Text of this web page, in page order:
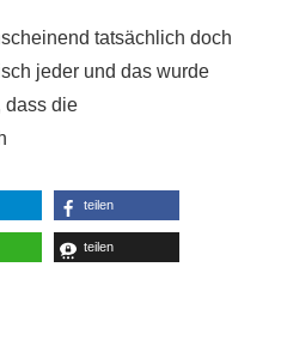
tatsächlich doch
jeder und das wurde
dass die
teilen
teilen